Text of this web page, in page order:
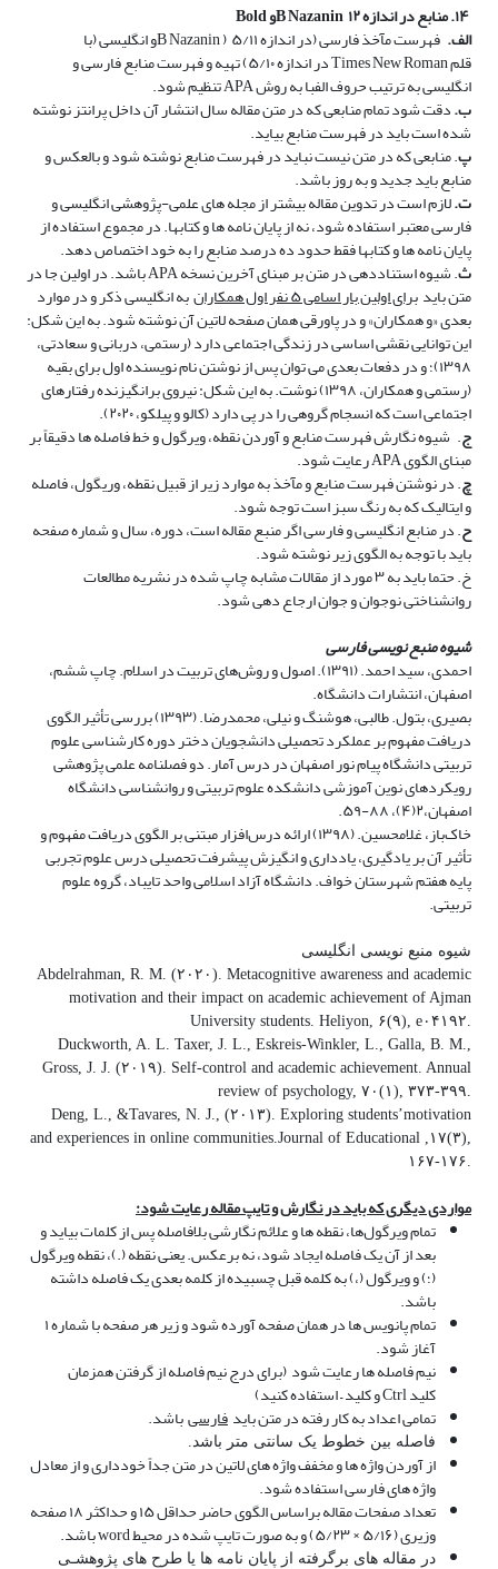
B NazaninوBold
الف. فهرست مآخذ فارسی (در اندازه ۵/۱۱ B Nazanin )و انگلیسی (با
قلمTimes New Roman در اندازه ۵/۱۰) تهیه و فهرست منابع فارسی و
انگلیسی به ترتیب حروف الفبا به روشAPAتنظیم شود.
ب.دقت شود تمام منابعی که در متن مقاله سال انتشار آن داخل پرانتز نوشته
شده است باید در فهرست منابع بیاید.
پ. منابعی که در متن نیست نباید در فهرست منابع نوشته شود و بالعکس و
منابع باید جدید و به روز باشد.
ت‌.لازم است در تدوین مقاله بیشتر از مجله ­های علمی-پژوهشی انگلیسی و
فارسی معتبر استفاده شود، نه از پایان­ نامه­ ها و کتاب­ها. در مجموع استفاده از
پایان­ نامه­ ها و کتاب­ها فقط حدود ده درصد منابع را به خود اختصاص دهد.
ث. شیوه استناددهی در متن بر مبنای آخرین نسخهAPAباشد. در اولین جا در
متن بایدبرای اولین بار اسامی ۵ نفر اول همکاران به انگلیسی ذکر و در موارد
بعدی «و همکاران» و در پاورقی همان صفحه لاتین آن نوشته شود. به این شکل:
این توانایی نقشی اساسی در زندگی اجتماعی دارد (رستمی، دربانی و سعادتی،
۱۳۹۸)؛ و در دفعات بعدی می توان پس از نوشتن نام نویسنده اول برای بقیه
(رستمی و همکاران، ۱۳۹۸) نوشت. به این شکل: نیروی برانگیزنده رفتارهای
اجتماعی است که انسجام گروهی را در پی دارد (کالو و پیلکو، ۲۰۲۰).
ج. شیوه نگارش فهرست منابع و آوردن نقطه، ویرگول و خط فاصله ها دقیقاً بر
مبنای الگویAPAرعایت شود.
چ. در نوشتن فهرست منابع و مآخذ به موارد زیر از قبیل نقطه، وریگول، فاصله
و ایتالیک که به رنگ سبز است توجه شود.
ح. در منابع انگلیسی و فارسی اگر منبع مقاله است، دوره، سال و شماره صفحه
باید با توجه به الگوی زیر نوشته شود.
خ. حتما باید به۳ مورد از مقالات مشابه چاپ شده در نشریه مطالعات
روانشناختی نوجوان و جوان ارجاع دهی شود.
شیوه منبع نویسی فارسی
احمدی، سید احمد. (۱۳۹۱). اصول و روش‌های تربیت در اسلام. چاپ ششم،
اصفهان، انتشارات دانشگاه.
بصیری، بتول. طالبی، هوشنگ و نیلی، محمدرضا. (۱۳۹۳) بررسی تأثیر الگوی
دریافت مفهوم بر عملکرد تحصیلی دانشجویان دختر دوره کارشناسی علوم
تربیتی دانشگاه پیام نور اصفهان در درس آمار. دو فصلنامه علمی پژوهشی
رویکردهای نوین آموزشی دانشکده علوم تربیتی و روانشناسی دانشگاه
اصفهان،۲(۴)، ۸۸-۵۹ .
خاک‌باز، غلامحسین. (۱۳۹۸) ارائه درس‌افزار مبتنی بر الگوی دریافت مفهوم و
تأثیر آن بر یادگیری، یادداری و انگیزش پیشرفت تحصیلی درس علوم تجربی
پایه هفتم شهرستان خواف. دانشگاه آزاد اسلامی واحد تایباد، گروه علوم
تربیتی.
شیوه منبع نویسی انگلیسی
Abdelrahman, R. M. (۲۰۲۰). Metacognitive awareness and academic
motivation and their impact on academic achievement of Ajman
University students. Heliyon, ۶(۹), e۰۴۱۹۲.
Duckworth, A. L. Taxer, J. L., Eskreis-Winkler, L., Galla, B. M.,
Gross, J. J. (۲۰۱۹). Self-control and academic achievement. Annual
review of psychology, ۷۰(۱), ۳۷۳-۳۹۹.
Deng, L., &Tavares, N. J., (۲۰۱۳). Exploring students’motivation
and experiences in online communities.Journal of Educational ,۱۷(۳),
۱۶۷-۱۷۶.
مواردی دیگری که باید در نگارش و تایپ مقاله رعایت شود:
تمام ویرگول­‌ها، نقطه ­ها و علائم نگارشی بلافاصله پس از کلمات بیاید و
بعد از آن یک فاصله ایجاد شود، نه برعکس. یعنی نقطه (.)، نقطه ویرگول
(؛) و ویرگول (،) به کلمه قبل چسبیده از کلمه بعدی یک فاصله داشته
باشد.
تمام پانویس ها در همان صفحه آورده شود و زیر هر صفحه با شماره ۱
آغاز شود.
نیم فاصله­ ها رعایت شود(برای درج نیم فاصله از گرفتن همزمان
کلیدCtrlو کلید–استفاده کنید)
تمامی اعداد به کار رفته در متن بایدفارسیباشد.
فاصله بین خطوط یک سانتی متر باشد.
از آوردن واژه ها و مخفف واژه های لاتین در متن جداً خودداری و از معادل
واژه های فارسی استفاده شود.
تعداد صفحات مقاله براساس الگوی حاضر حداقل ۱۵ و حداکثر ۱۸ صفحه
وزیری (۵/۱۶ × ۵/۲۳) و به صورت تایپ شده در محیط wordباشد.
در مقاله­ های برگرفته از پایان­ نامه ­ها یا طرح­ های پژوهشـی